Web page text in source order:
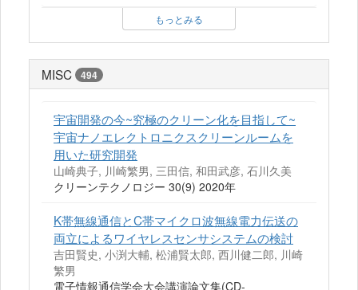
もっとみる
MISC 494
宇宙開発の今~究極のクリーン化を目指して~
宇宙ナノエレクトロニクスクリーンルームを
用いた研究開発
山崎典子, 川崎繁男, 三田信, 和田武彦, 石川久美
クリーンテクノロジー 30(9) 2020年
K帯無線通信とC帯マイクロ波無線電力伝送の
両立によるワイヤレスセンサシステムの検討
吉田賢史, 小渕大輔, 松浦賢太郎, 西川健二郎, 川崎
繁男
電子情報通信学会大会講演論文集(CD-